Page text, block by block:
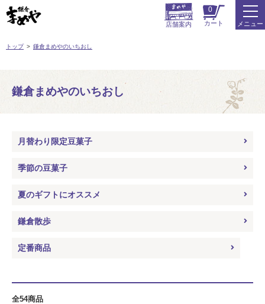
店舗案内
0
カート メニュー
トップ 鎌倉まめやのいちおし
鎌倉まめやのいちおし
月替わり限定豆菓子
季節の豆菓子
夏のギフトにオススメ
鎌倉散歩
定番商品
全54商品